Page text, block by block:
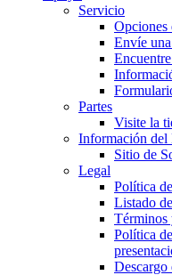
Servicio
Opciones
Envíe
Partes
Visite la
Información
Sitio de
Legal
Política
Listado
Términos
Política
Descargo